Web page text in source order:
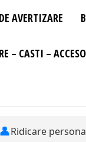
AVERTIZARE
– CASTI –
👤Ridicare